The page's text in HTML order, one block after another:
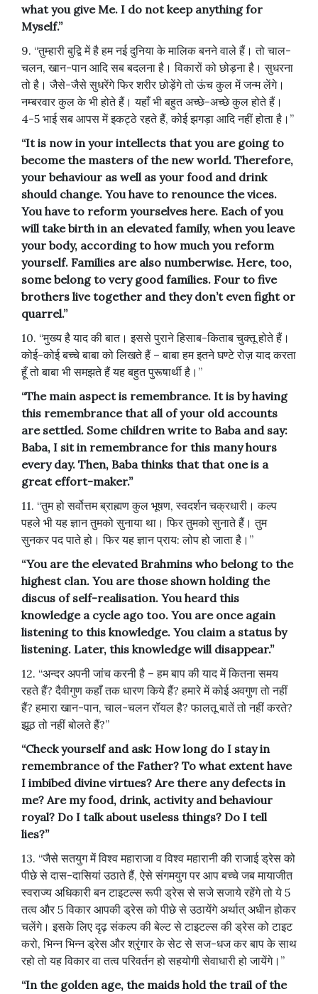
what you give Me. I do not keep anything for
Myself.”
9. “तुम्हारी बुद्वि में है हम नई दुनिया के मालिक बनने वाले हैं। तो चाल-
चलन, खान-पान आदि सब बदलना है। विकारों को छोड़ना है। सुधरना
तो है। जैसे-जैसे सुधरेंगे फिर शरीर छोड़ेंगे तो ऊंच कुल में जन्म लेंगे।
नम्बरवार कुल के भी होते हैं। यहाँ भी बहुत अच्छे-अच्छे कुल होते हैं।
4-5 भाई सब आपस में इकट्ठे रहते हैं, कोई झगड़ा आदि नहीं होता है।”
“It is now in your intellects that you are going to
become the masters of the new world. Therefore,
your behaviour as well as your food and drink
should change. You have to renounce the vices.
You have to reform yourselves here. Each of you
will take birth in an elevated family, when you leave
your body, according to how much you reform
yourself. Families are also numberwise. Here, too,
some belong to very good families. Four to five
brothers live together and they don’t even fight or
quarrel.”
10. “मुख्य है याद की बात। इससे पुराने हिसाब-किताब चुक्तू होते हैं।
कोई-कोई बच्चे बाबा को लिखते हैं – बाबा हम इतने घण्टे रोज़ याद करता
हूँ तो बाबा भी समझते हैं यह बहुत पुरूषार्थी है।”
“The main aspect is remembrance. It is by having
this remembrance that all of your old accounts
are settled. Some children write to Baba and say:
Baba, I sit in remembrance for this many hours
every day. Then, Baba thinks that that one is a
great effort-maker.”
11. “तुम हो सर्वोत्तम ब्राह्मण कुल भूषण, स्वदर्शन चक्रधारी। कल्प
पहले भी यह ज्ञान तुमको सुनाया था। फिर तुमको सुनाते हैं। तुम
सुनकर पद पाते हो। फिर यह ज्ञान प्राय: लोप हो जाता है।”
“You are the elevated Brahmins who belong to the
highest clan. You are those shown holding the
discus of self-realisation. You heard this
knowledge a cycle ago too. You are once again
listening to this knowledge. You claim a status by
listening. Later, this knowledge will disappear.”
12. “अन्दर अपनी जांच करनी है – हम बाप की याद में कितना समय
रहते हैं? दैवीगुण कहाँ तक धारण किये हैं? हमारे में कोई अवगुण तो नहीं
हैं? हमारा खान-पान, चाल-चलन रॉयल है? फालतू बातें तो नहीं करते?
झूठ तो नहीं बोलते हैं?”
“Check yourself and ask: How long do I stay in
remembrance of the Father? To what extent have
I imbibed divine virtues? Are there any defects in
me? Are my food, drink, activity and behaviour
royal? Do I talk about useless things? Do I tell
lies?”
13. “जैसे सतयुग में विश्व महाराजा व विश्व महारानी की राजाई ड्रेस को
पीछे से दास-दासियां उठाते हैं, ऐसे संगमयुग पर आप बच्चे जब मायाजीत
स्वराज्य अधिकारी बन टाइटल्स रूपी ड्रेस से सजे सजाये रहेंगे तो ये 5
तत्व और 5 विकार आपकी ड्रेस को पीछे से उठायेंगे अर्थात् अधीन होकर
चलेंगे। इसके लिए दृढ़ संकल्प की बेल्ट से टाइटल्स की ड्रेस को टाइट
करो, भिन्न भिन्न ड्रेस और श्रृंगार के सेट से सज-धज कर बाप के साथ
रहो तो यह विकार वा तत्व परिवर्तन हो सहयोगी सेवाधारी हो जायेंगे।”
“In the golden age, the maids hold the trail of the